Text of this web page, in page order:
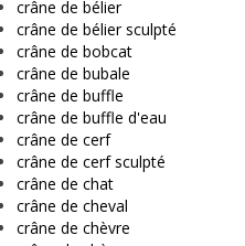
crâne de bélier
crâne de bélier sculpté
crâne de bobcat
crâne de bubale
crâne de buffle
crâne de buffle d'eau
crâne de cerf
crâne de cerf sculpté
crâne de chat
crâne de cheval
crâne de chèvre